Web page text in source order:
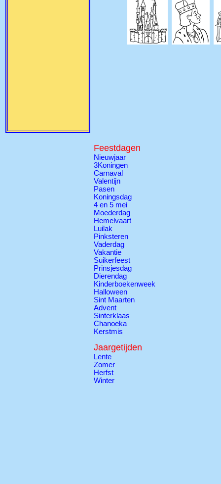
Feestdagen
Nieuwjaar
3Koningen
Carnaval
Valentijn
Pasen
Koningsdag
4 en 5 mei
Moederdag
Hemelvaart
Luilak
Pinksteren
Vaderdag
Vakantie
Suikerfeest
Prinsjesdag
Dierendag
Kinderboekenweek
Halloween
Sint Maarten
Advent
Sinterklaas
Chanoeka
Kerstmis
Jaargetijden
Lente
Zomer
Herfst
Winter